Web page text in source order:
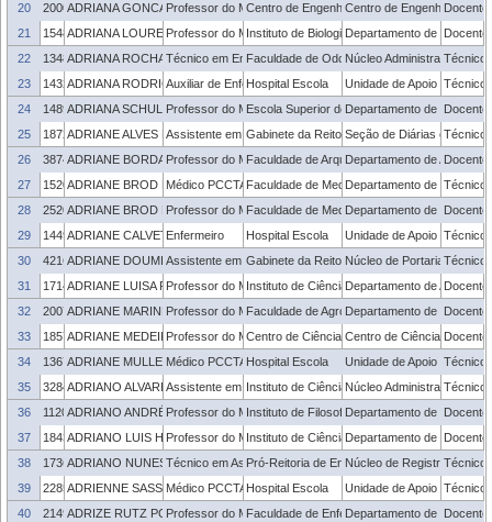
20
2000432ADRIANA GONCALVES DA SILVA MANETTI
Professor do Magistério Superior
Centro de EngenhariasCentro de Engenharias
Docente
21
1548408ADRIANA LOURENCO DA SILVAProfessor do Magistério Superior
Instituto de BiologiaDepartamento de Docente
22
1348202ADRIANA ROCHA DOS SANTOS
Técnico em EnfermagemFaculdade de OdontologiaNúcleo Administrativo - FO
Técnico
23
1432493ADRIANA RODRIGUES DE ALMEIDA
Auxiliar de EnfermagemHospital Escola Unidade de Apoio aoTécnico
24
1489957ADRIANA SCHULER CAVALLIProfessor do Magistério Superior
Escola Superior de Educação Física e
Departamento de Docente
25
1872950ADRIANE ALVES DA ROCHAAssistente em Administração
Gabinete da ReitoriaSeção de Diárias eTécnico
26
387410ADRIANE BORDA ALMEIDA DA SILVA
Professor do Magistério Superior
Faculdade de Arquitetura e Urbanismo
Departamento de Docente
27
1520796ADRIANE BROD MANTAMédico PCCTAEFaculdade de MedicinaDepartamento de Medicina
Técnico
28
2520796ADRIANE BROD MANTAProfessor do Magistério Superior
Faculdade de MedicinaDepartamento de Medicina
Docente
29
1449581ADRIANE CALVETTI DE MEDEIROS
Enfermeiro Hospital Escola Unidade de Apoio aoTécnico
30
421650ADRIANE DOUMID BORGESAssistente em Administração
Gabinete da ReitoriaNúcleo de PortariasTécnico
31
1714148ADRIANE LUISA RODOLPHOProfessor do Magistério Superior
Instituto de Ciências Humanas
Departamento de
Docente
32
2007542ADRIANE MARINHO DE ASSISProfessor do Magistério Superior
Faculdade de Agronomia Eliseu Maciel
Departamento de Fitotecnia
Docente
33
1857692ADRIANE MEDEIROS NUNESProfessor do Magistério Superior
Centro de Ciências Químicas, Farmacêuticas
Centro de CiênciasDocente
34
1367531ADRIANE MULLER KLUG REINHARDT
Médico PCCTAEHospital Escola Unidade de Apoio aoTécnico
35
3284894ADRIANO ALVARENGA PEREIRAAssistente em AdministraçãoInstituto de Ciências HumanasNúcleo Administrativo - ICH
Técnico
36
1120292ADRIANO ANDRÉ MASLOWSKIProfessor do Magistério Superior
Instituto de Filosofia, Sociologia e Política
Departamento de Filosofia
Docente
37
1843246ADRIANO LUIS HECK SIMONProfessor do Magistério Superior
Instituto de Ciências HumanasDepartamento de Geografia
Docente
38
1736988ADRIANO NUNES SÁ BRITOTécnico em Assuntos Educacionais
Pró-Reitoria de EnsinoNúcleo de Registro deTécnico
39
2285898ADRIENNE SASSI DE OLIVEIRA
Médico PCCTAEHospital Escola Unidade de Apoio aoTécnico
40
2149500ADRIZE RUTZ PORTOProfessor do Magistério Superior
Faculdade de EnfermagemDepartamento de Docente